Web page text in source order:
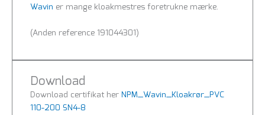
Wavin er mange kloakmestres foretrukne mærke.
(Anden reference 191044301)
Download
Download certifikat herNPM_Wavin_Kloakrør_PVC
110-200 SN4-8